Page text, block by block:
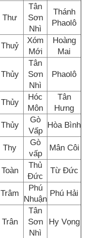
Thư
Tân
Sơn
Nhì
Thánh
Phaolô
Thuỷ
Xóm
Mới
Hoàng
Mai
Thủy
Tân
Sơn
Nhì
Phaolô
Thủy
Hóc
Môn
Tân
Hưng
Thủy
Gò
Vấp
Hòa Bình
Thy
Gò
vấp
Mân Côi
Toàn
Thủ
Đức
Từ Đức
Trâm
Phú
Nhuận
Phú Hải
Trân
Tân
Sơn
Nhì
Hy Vọng